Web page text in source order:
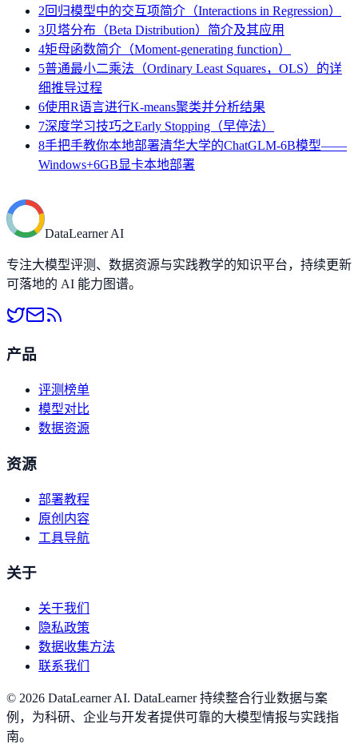
2回归模型中的交互项简介（Interactions in Regression）
3贝塔分布（Beta Distribution）简介及其应用
4矩母函数简介（Moment-generating function）
5普通最小二乘法（Ordinary Least Squares，OLS）的详
细推导过程
6使用R语言进行K-means聚类并分析结果
7深度学习技巧之Early Stopping（早停法）
8手把手教你本地部署清华大学的ChatGLM-6B模型——
Windows+6GB显卡本地部署
DataLearner AI
专注大模型评测、数据资源与实践教学的知识平台，持续更新
可落地的 AI 能力图谱。
产品
评测榜单
模型对比
数据资源
资源
部署教程
原创内容
工具导航
关于
关于我们
隐私政策
数据收集方法
联系我们
© 2026 DataLearner AI. DataLearner 持续整合行业数据与案
例，为科研、企业与开发者提供可靠的大模型情报与实践指
南。